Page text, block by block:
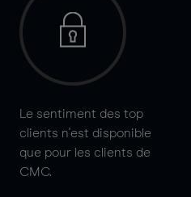
Le sentiment des top
clients n'est disponible
que pour les clients de
CMC.